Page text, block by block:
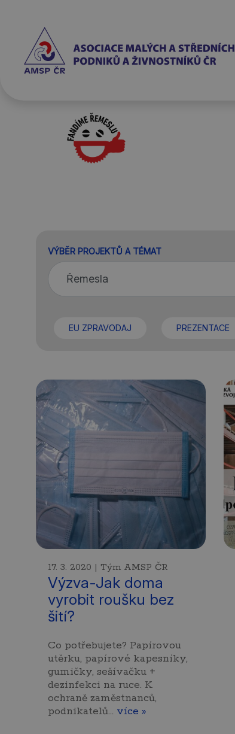
VÝBĚR PROJEKTŮ A TÉMAT
EU ZPRAVODAJ PREZENTACE
17. 3. 2020 | Tým AMSP ČR
Výzva-Jak doma
vyrobit roušku bez
šití?
Co potřebujete? Papírovou
utěrku, papírové kapesníky,
gumičky, sešívačku +
dezinfekci na ruce. K
ochraně zaměstnanců,
podnikatelů… více »